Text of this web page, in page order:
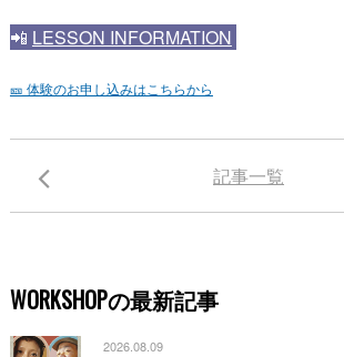
📲 LESSON INFORMATION
🎫 体験のお申し込みはこちらから
記事一覧
WORKSHOPの最新記事
2026.08.09